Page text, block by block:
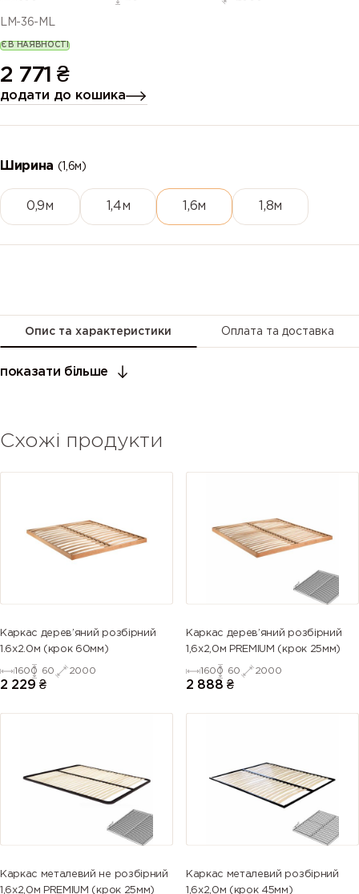
LM-36-ML
Є В НАЯВНОСТІ
2 771 ₴
додати до кошика
Ширина (1,6м)
0,9м 1,4м 1,6м 1,8м
Опис та характеристики Оплата та доставка
показати більше
Схожі продукти
Каркас дерев’яний розбірний
1.6х2.0м (крок 60мм)
1600 60 2000
2 229 ₴
Каркас дерев’яний розбірний
1,6х2,0м PREMIUM (крок 25мм)
1600 60 2000
2 888 ₴
Каркас металевий не розбірний
1,6х2,0м PREMIUM (крок 25мм)
Каркас металевий розбірний
1,6х2,0м (крок 45мм)